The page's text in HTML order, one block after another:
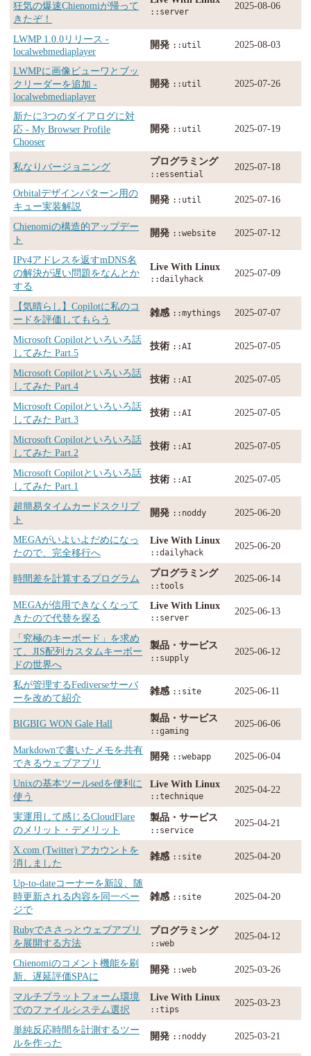
狂気の爆速Chienomiが帰って
きたぞ！
::server
2025-08-06
LWMP 1.0.0リリース -
localwebmediaplayer
開発 ::util 2025-08-03
LWMPに画像ビューワとブッ
クリーダーを追加 -
localwebmediaplayer
開発 ::util 2025-07-26
新たに3つのダイアログに対
応 - My Browser Profile
Chooser
開発 ::util 2025-07-19
私なりバージョニング プログラミング
::essential
2025-07-18
Orbitalデザインパターン用の
キュー実装解説
開発 ::util 2025-07-16
Chienomiの構造的アップデー
ト
開発 ::website 2025-07-12
IPv4アドレスを返すmDNS名
の解決が遅い問題をなんとか
する
Live With Linux
::dailyhack
2025-07-09
【気晴らし】Copilotに私のコ
ードを評価してもらう
雑感 ::mythings 2025-07-07
Microsoft Copilotといろいろ話
してみた Part.5
技術 ::AI 2025-07-05
Microsoft Copilotといろいろ話
してみた Part.4
技術 ::AI 2025-07-05
Microsoft Copilotといろいろ話
してみた Part.3
技術 ::AI 2025-07-05
Microsoft Copilotといろいろ話
してみた Part.2
技術 ::AI 2025-07-05
Microsoft Copilotといろいろ話
してみた Part.1
技術 ::AI 2025-07-05
超簡易タイムカードスクリプ
ト
開発 ::noddy 2025-06-20
MEGAがいよいよだめになっ
たので、完全移行へ
Live With Linux
::dailyhack
2025-06-20
時間差を計算するプログラム プログラミング
::tools
2025-06-14
MEGAが信用できなくなって
きたので代替を探る
Live With Linux
::server
2025-06-13
「究極のキーボード」を求め
て、JIS配列カスタムキーボー
ドの世界へ
製品・サービス
::supply
2025-06-12
私が管理するFediverseサーバ
ーを改めて紹介
雑感 ::site 2025-06-11
BIGBIG WON Gale Hall 製品・サービス
::gaming
2025-06-06
Markdownで書いたメモを共有
できるウェブアプリ
開発 ::webapp 2025-06-04
Unixの基本ツールsedを便利に
使う
Live With Linux
::technique
2025-04-22
実運用して感じるCloudFlare
のメリット・デメリット
製品・サービス
::service
2025-04-21
X.com (Twitter) アカウントを
消しました
雑感 ::site 2025-04-20
Up-to-dateコーナーを新設、随
時更新される内容を同一ペー
ジで
雑感 ::site 2025-04-20
Rubyでささっとウェブアプリ
を展開する方法
プログラミング
::web
2025-04-12
Chienomiのコメント機能を刷
新、遅延評価SPAに
開発 ::web 2025-03-26
マルチプラットフォーム環境
でのファイルシステム選択
Live With Linux
::tips
2025-03-23
単純反応時間を計測するツー
ルを作った
開発 ::noddy 2025-03-21